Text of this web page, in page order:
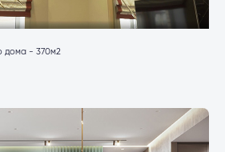
дома - 370м2